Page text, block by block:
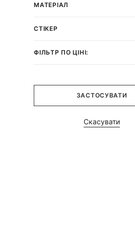
МАТЕРІАЛ
СТІКЕР
ФІЛЬТР ПО ЦІНІ:
ЗАСТОСУВАТИ
Скасувати